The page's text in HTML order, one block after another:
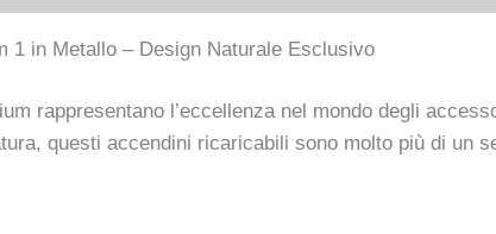
1 in Metallo – Design Naturale Esclusivo
rappresentano l’eccellenza nel mondo degli
questi accendini ricaricabili sono molto più di un